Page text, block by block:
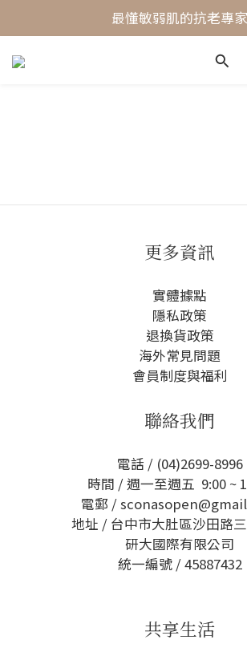
最懂敏弱肌的抗老專家
最懂敏弱肌的抗老專家
穩膚抗老保養首選
更多資訊
實體據點
隱私政策
退換貨政策
海外常見問題
會員制度與福利
聯絡我們
電話 / (04)2699-8996
時間 / 週一至週五 9:00 ~
電郵 /
地址 / 台中市大肚區沙田路
研大國際有限公司
統一編號 / 45887432
共享生活